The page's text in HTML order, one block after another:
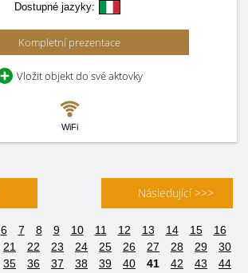
Dostupné jazyky:
Kompletní prezentace
Vložit objekt do své aktovky
WiFi
Následující >>>
6 7 8 9 10 11 12 13 14 15
16
21 22 23 24 25 26 27 28 29
30
35 36 37 38 39 40 41 42 43
44